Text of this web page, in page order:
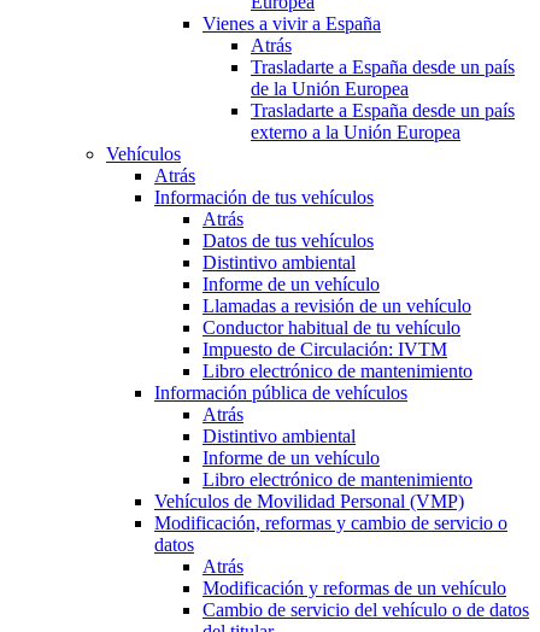
Vienes a vivir a España
Atrás
Trasladarte a España desde un país
de la Unión Europea
Trasladarte a España desde un país
externo a la Unión Europea
Vehículos
Atrás
Información de tus vehículos
Atrás
Datos de tus vehículos
Distintivo ambiental
Informe de un vehículo
Llamadas a revisión de un vehículo
Conductor habitual de tu vehículo
Impuesto de Circulación: IVTM
Libro electrónico de mantenimiento
Información pública de vehículos
Atrás
Distintivo ambiental
Informe de un vehículo
Libro electrónico de mantenimiento
Vehículos de Movilidad Personal (VMP)
Modificación, reformas y cambio de servicio o
datos
Atrás
Modificación y reformas de un vehículo
Cambio de servicio del vehículo o de datos